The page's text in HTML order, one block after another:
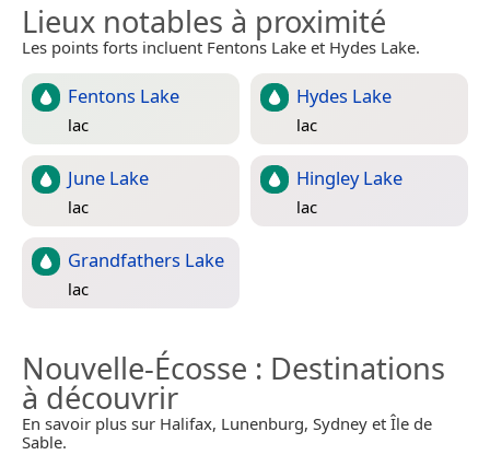
Lieux notables à proximité
Les points forts incluent Fentons Lake et Hydes Lake.
Fentons Lake
lac
Hydes Lake
lac
June Lake
lac
Hingley Lake
lac
Grandfathers Lake
lac
Nouvelle-Écosse : Destinations
à découvrir
En savoir plus sur Halifax, Lunenburg, Sydney et Île de
Sable.